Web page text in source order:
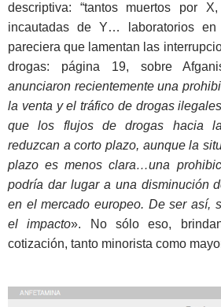
descriptiva: “tantos muertos por
incautadas de Y… laboratorios en
pareciera que lamentan las
drogas: página 19, sobre
anunciaron recientemente una
la venta y el tráfico de drogas
que los flujos de drogas hacia
reduzcan a corto plazo, aunque la
plazo es menos clara…una
podría dar lugar a una disminución
en el mercado europeo. De ser así,
el impacto». No sólo eso,
cotización, tanto minorista como